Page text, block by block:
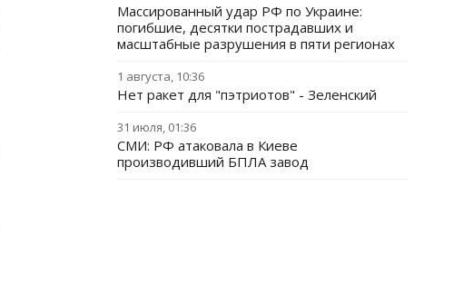
Массированный удар РФ по Украине:
погибшие, десятки пострадавших и
масштабные разрушения в пяти регионах
1 августа, 10:36
Нет ракет для "пэтриотов" - Зеленский
31 июля, 01:36
СМИ: РФ атаковала в Киеве
производивший БПЛА завод